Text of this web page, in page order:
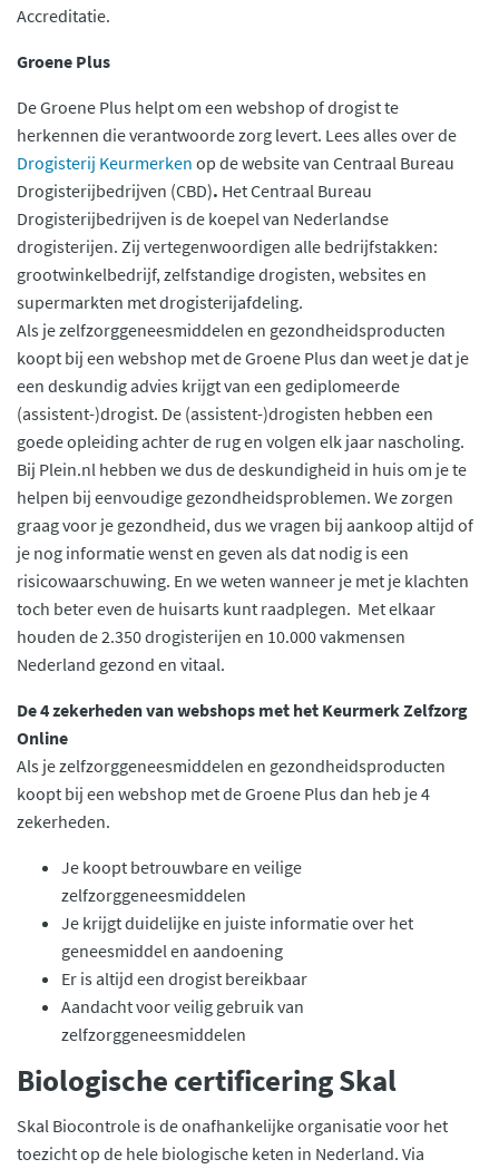
Accreditatie.
Groene Plus
De Groene Plus helpt om een webshop of drogist te
herkennen die verantwoorde zorg levert. Lees alles over de
Drogisterij Keurmerken op de website van Centraal Bureau
Drogisterijbedrijven (CBD). Het Centraal Bureau
Drogisterijbedrijven is de koepel van Nederlandse
drogisterijen. Zij vertegenwoordigen alle bedrijfstakken:
grootwinkelbedrijf, zelfstandige drogisten, websites en
supermarkten met drogisterijafdeling.
Als je zelfzorggeneesmiddelen en gezondheidsproducten
koopt bij een webshop met de Groene Plus dan weet je dat je
een deskundig advies krijgt van een gediplomeerde
(assistent-)drogist. De (assistent-)drogisten hebben een
goede opleiding achter de rug en volgen elk jaar nascholing.
Bij Plein.nl hebben we dus de deskundigheid in huis om je te
helpen bij eenvoudige gezondheidsproblemen. We zorgen
graag voor je gezondheid, dus we vragen bij aankoop altijd of
je nog informatie wenst en geven als dat nodig is een
risicowaarschuwing. En we weten wanneer je met je klachten
toch beter even de huisarts kunt raadplegen. Met elkaar
houden de 2.350 drogisterijen en 10.000 vakmensen
Nederland gezond en vitaal.
De 4 zekerheden van webshops met het Keurmerk Zelfzorg
Online
Als je zelfzorggeneesmiddelen en gezondheidsproducten
koopt bij een webshop met de Groene Plus dan heb je 4
zekerheden.
Je koopt betrouwbare en veilige
zelfzorggeneesmiddelen
Je krijgt duidelijke en juiste informatie over het
geneesmiddel en aandoening
Er is altijd een drogist bereikbaar
Aandacht voor veilig gebruik van
zelfzorggeneesmiddelen
Biologische certificering Skal
Skal Biocontrole is de onafhankelijke organisatie voor het
toezicht op de hele biologische keten in Nederland. Via